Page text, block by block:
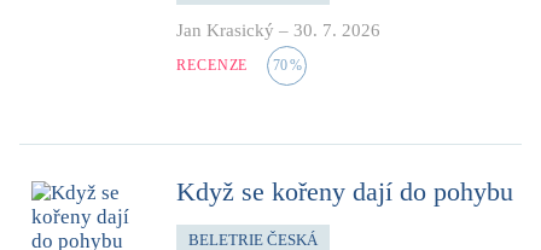
Jan Krasický – 30. 7. 2026
RECENZE 70%
Když se kořeny dají do pohybu
BELETRIE ČESKÁ